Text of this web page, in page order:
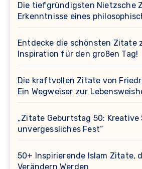
Die tiefgründigsten Nietzsche
Erkenntnisse eines
Entdecke die schönsten Zitate
Inspiration für den großen Tag!
Die kraftvollen Zitate von
Ein Wegweiser zur
„Zitate Geburtstag 50:
unvergessliches Fest“
50+ Inspirierende Islam Zitate,
Verändern Werden